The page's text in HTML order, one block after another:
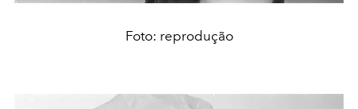
Foto: reprodução